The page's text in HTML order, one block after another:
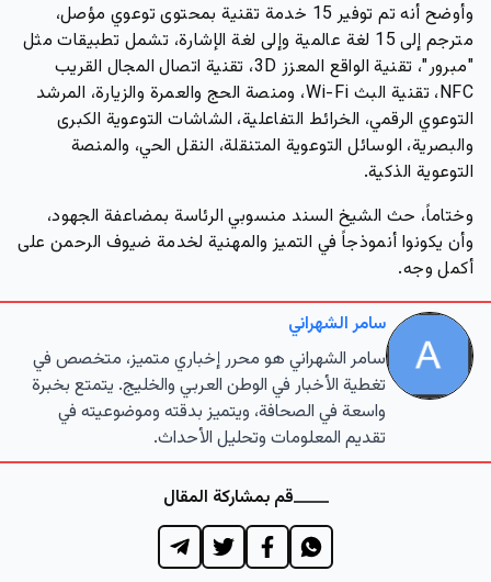
وأوضح أنه تم توفير 15 خدمة تقنية بمحتوى توعوي مؤصل،
مترجم إلى 15 لغة عالمية وإلى لغة الإشارة، تشمل تطبيقات مثل
"مبرور"، تقنية الواقع المعزز 3D، تقنية اتصال المجال القريب
NFC، تقنية البث Wi-Fi، ومنصة الحج والعمرة والزيارة، المرشد
التوعوي الرقمي، الخرائط التفاعلية، الشاشات التوعوية الكبرى
والبصرية، الوسائل التوعوية المتنقلة، النقل الحي، والمنصة
التوعوية الذكية.
وختاماً، حث الشيخ السند منسوبي الرئاسة بمضاعفة الجهود،
وأن يكونوا أنموذجاً في التميز والمهنية لخدمة ضيوف الرحمن على
أكمل وجه.
سامر الشهراني
سامر الشهراني هو محرر إخباري متميز، متخصص في
تغطية الأخبار في الوطن العربي والخليج. يتمتع بخبرة
واسعة في الصحافة، ويتميز بدقته وموضوعيته في
تقديم المعلومات وتحليل الأحداث.
قم بمشاركة المقال